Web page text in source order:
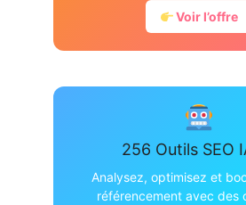
Voir l’offre
256 Outils SEO
Analysez, optimisez et
référencement avec des